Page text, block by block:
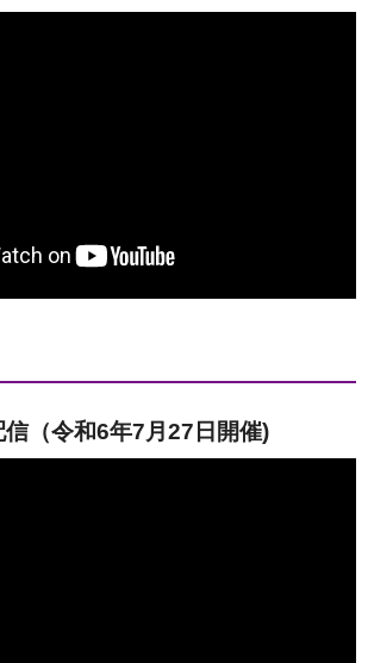
信（令和6年7月27日開催)